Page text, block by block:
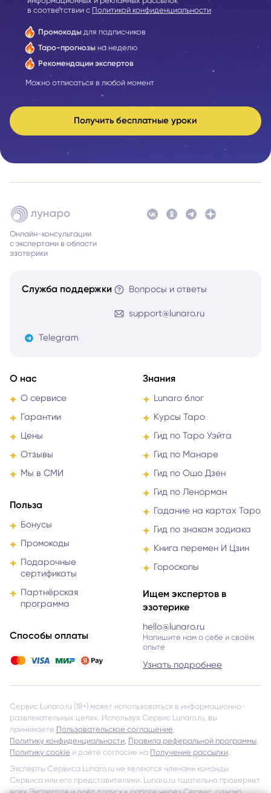
в соответствии с Политикой конфиденциальности
Промокоды для подписчиков
Таро-прогнозы на неделю
Рекомендации экспертов
Можно отписаться в любой момент
Получить бесплатные уроки
Онлайн-консультации
с экспертами в области
эзотерики
Служба поддержки Вопросы и ответы
support@lunaro.ru
Telegram
О нас
О сервисе
Гарантии
Цены
Отзывы
Мы в СМИ
Польза
Бонусы
Промокоды
Подарочные
сертификаты
Партнёрская
программа
Способы оплаты
Знания
Lunaro блог
Курсы Таро
Гид по Таро Уэйта
Гид по Манаре
Гид по Ошо Дзен
Гид по Ленорман
Гадание на картах Таро
Гид по знакам зодиака
Книга перемен И Цзин
Гороскопы
Ищем экспертов в
эзотерике
hello@lunaro.ru
Напишите нам о себе и своём
опыте
Узнать подробнее
Сервис Lunaro.ru (18+) может использоваться в информационно-
развлекательных целях. Используя Сервис Lunaro.ru, вы
принимаете Пользовательское соглашение
Политику конфиденциальности Правила реферальной программы
Политику cookie и даёте согласие на Получение рассылки
Эксперты Сервиса Lunaro.ru не являются членами команды
Сервиса или его представителями. Lunaro.ru тщательно проверяет